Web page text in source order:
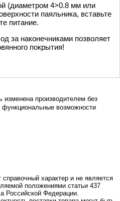
(диаметром 4>0.8 мм или
паяльника, вставьте
питание.
за наконечниками позволяет
покрытия!
изменена производителем без
возможности
характер и не является
положениями статьи 437
Российской Федерации.